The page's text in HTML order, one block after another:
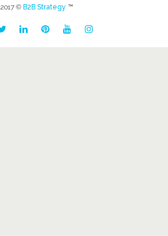
2017 © B2B Strategy ™